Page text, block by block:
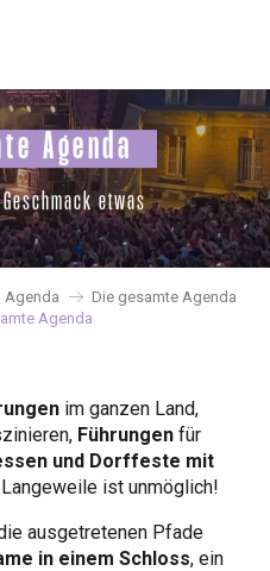
Agenda
etwas
Agenda
Die gesamte Agenda
Agenda
im ganzen Land,
Führungen für
und Dorffeste mit
ist unmöglich!
ausgetretenen Pfade
in einem Schloss, ein